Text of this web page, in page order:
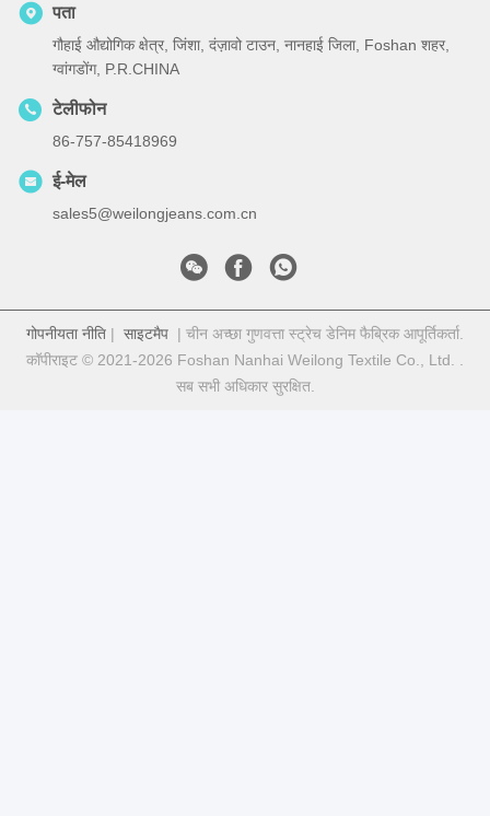
पता
गौहाई औद्योगिक क्षेत्र, जिंशा, दंज़ावो टाउन, नानहाई जिला, Foshan शहर,
ग्वांगडोंग, P.R.CHINA
टेलीफोन
86-757-85418969
ई-मेल
sales5@weilongjeans.com.cn
गोपनीयता नीति | साइटमैप | चीन अच्छा गुणवत्ता स्ट्रेच डेनिम फैब्रिक आपूर्तिकर्ता.
कॉपीराइट © 2021-2026 Foshan Nanhai Weilong Textile Co., Ltd. .
सब सभी अधिकार सुरक्षित.